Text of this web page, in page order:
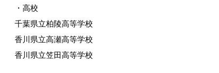
・高校
千葉県立柏陵高等学校
香川県立高瀬高等学校
香川県立笠田高等学校